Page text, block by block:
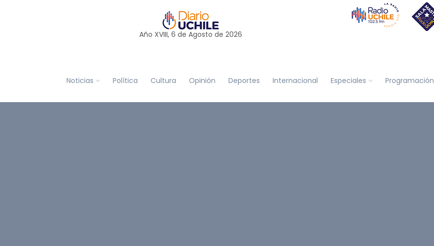
Año XVIII, 6 de Agosto de 2026
Noticias Política Cultura Opinión Deportes Internacional Especiales Programación